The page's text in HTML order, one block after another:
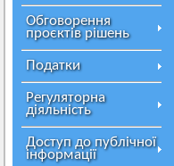
Обговорення
проєктів рішень
Податки
Регуляторна
діяльність
Доступ до публічної
інформації